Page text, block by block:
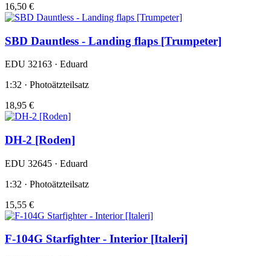
16,50 €
SBD Dauntless - Landing flaps [Trumpeter]
EDU 32163 · Eduard
1:32 · Photoätzteilsatz
18,95 €
DH-2 [Roden]
EDU 32645 · Eduard
1:32 · Photoätzteilsatz
15,55 €
F-104G Starfighter - Interior [Italeri]